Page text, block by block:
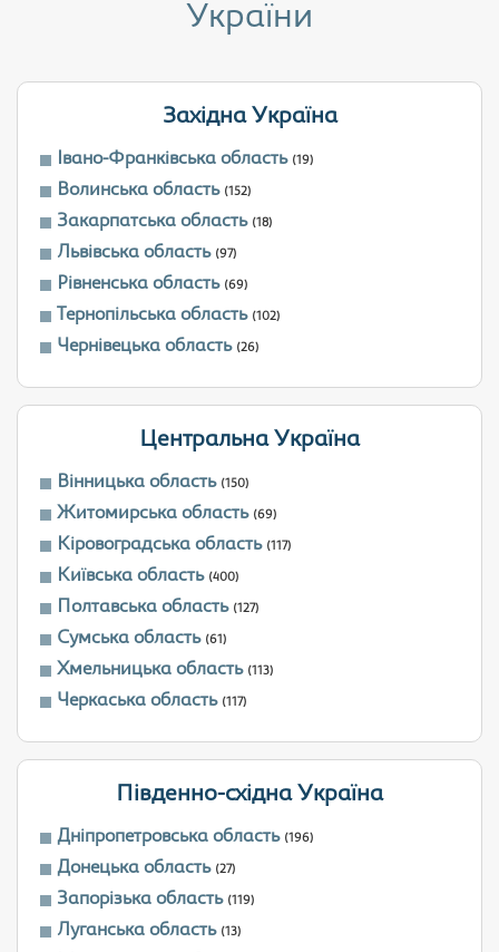
України
Західна Україна
Івано-Франківська область (19)
Волинська область (152)
Закарпатська область (18)
Львівська область (97)
Рівненська область (69)
Тернопільська область (102)
Чернівецька область (26)
Центральна Україна
Вінницька область (150)
Житомирська область (69)
Кіровоградська область (117)
Київська область (400)
Полтавська область (127)
Сумська область (61)
Хмельницька область (113)
Черкаська область (117)
Південно-східна Україна
Дніпропетровська область (196)
Донецька область (27)
Запорізька область (119)
Луганська область (13)